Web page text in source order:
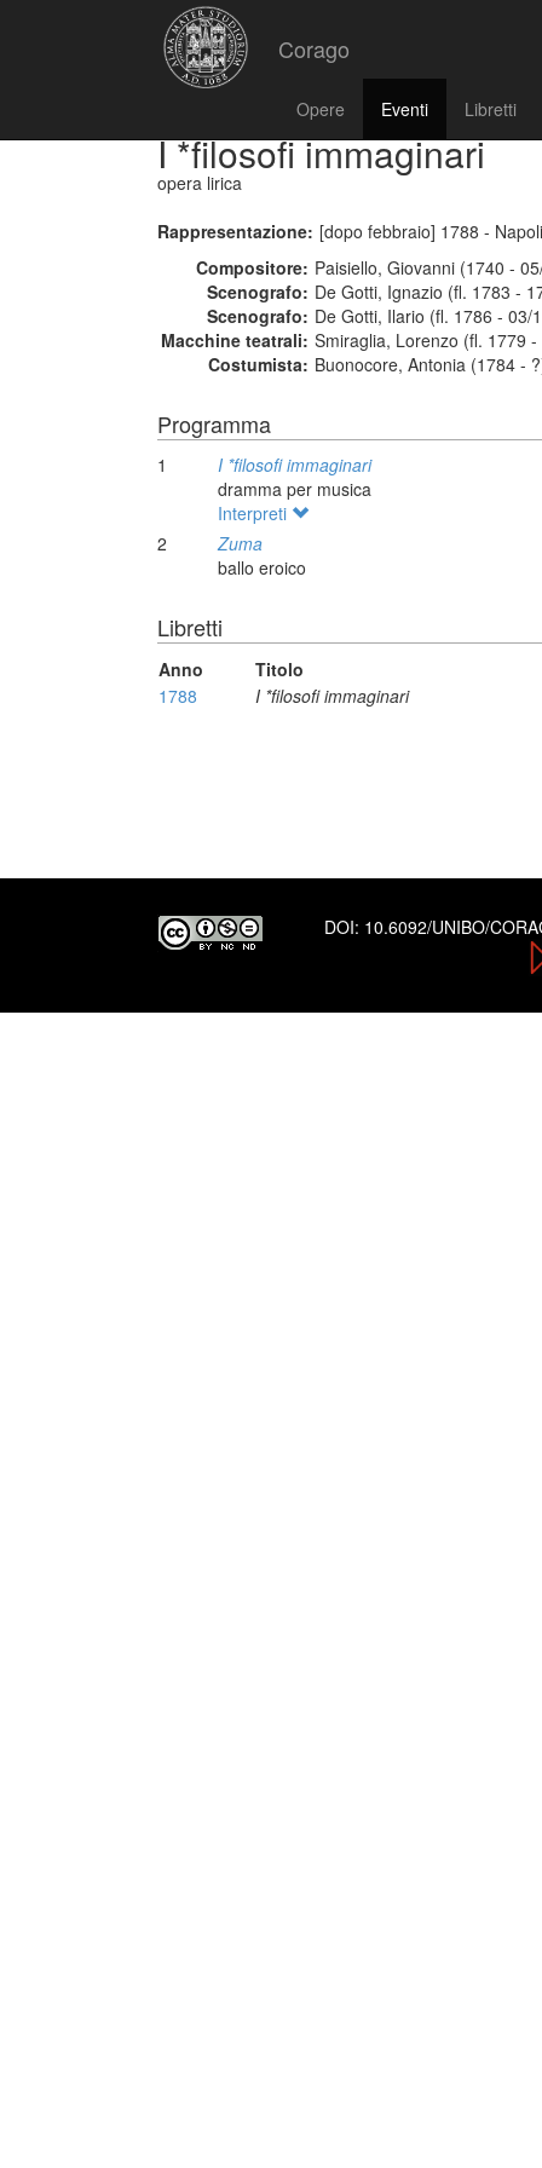
Corago
Opere Eventi Libretti
I *filosofi immaginari
opera lirica
Rappresentazione: [dopo febbraio] 1788 -
Compositore: Paisiello, Giovanni (1740 -
Scenografo: De Gotti, Ignazio (fl. 1783 -
Scenografo: De Gotti, Ilario (fl. 1786 - 03/
Macchine teatrali: Smiraglia, Lorenzo (fl. 1779
Costumista: Buonocore, Antonia (1784 -
Programma
1
I *filosofi immaginari
dramma per musica
Interpreti
2
Zuma
ballo eroico
Libretti
Anno
Titolo
1788
I *filosofi immaginari
DOI: 10.6092/UNIBO/